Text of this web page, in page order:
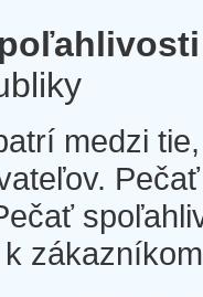
medzi